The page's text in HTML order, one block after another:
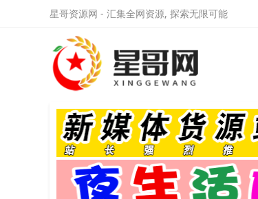
星哥资源网 - 汇集全网资源, 探索无限可能